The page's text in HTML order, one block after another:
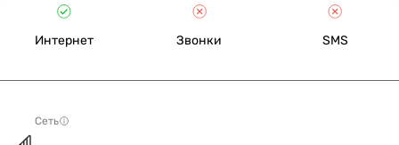
Интернет Звонки SMS
Сеть